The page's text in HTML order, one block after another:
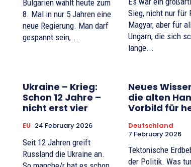
Bulgarien wählt heute zum
8. Mal in nur 5 Jahren eine
neue Regierung. Man darf
gespannt sein,...
Sieg, nicht nur für
Magyar, aber für
Ungarn, die sich
lange...
Ukraine – Krieg:
Schon 12 Jahre –
nicht erst vier
EU 24 February 2026
Seit 12 Jahren greift
Russland die Ukraine an.
Neues
die alten
Vorbild für
Deutschland
7 February 2026
Tektonische
der Politik. Was